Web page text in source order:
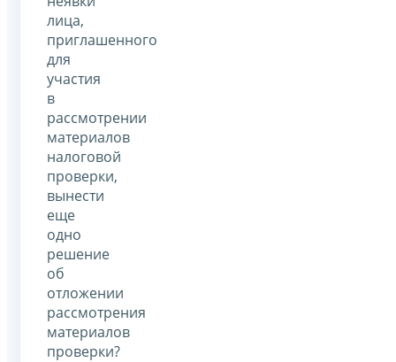
лица,
приглашенного
для
участия
в
рассмотрении
материалов
налоговой
проверки,
вынести
еще
одно
решение
об
отложении
рассмотрения
материалов
проверки?